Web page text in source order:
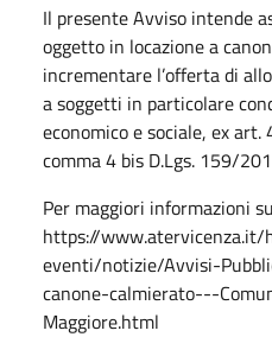
Il presente Avviso intende
oggetto in locazione a
incrementare l’offerta di
a soggetti in particolare
economico e sociale, ex
comma 4 bis D.Lgs. 159/
Per maggiori informazioni
https://
eventi/notizie/Avvisi-
canone-calmierato---
Maggiore.html